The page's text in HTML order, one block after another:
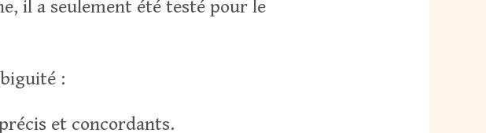
il a seulement été testé pour le
:
et concordants.